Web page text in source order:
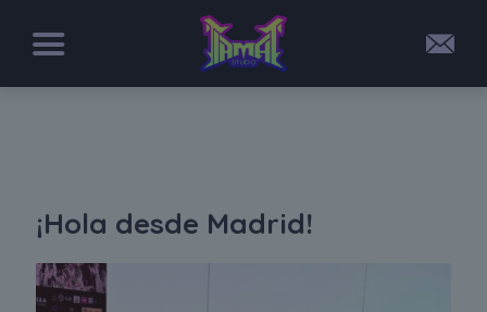
¡Hola desde Madrid!